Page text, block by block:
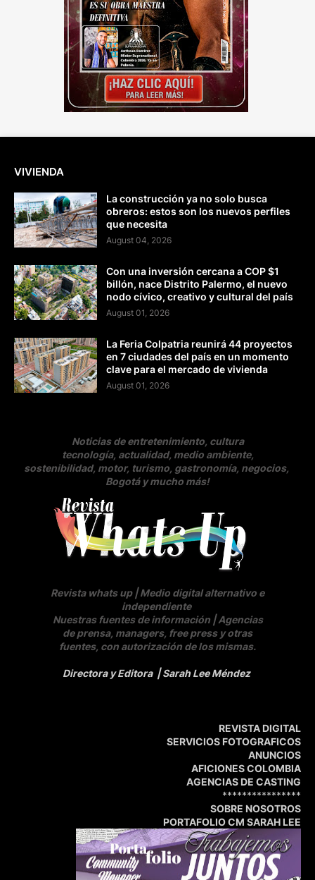
VIVIENDA
La construcción ya no solo busca
obreros: estos son los nuevos perfiles
que necesita
August 04, 2026
Con una inversión cercana a COP $1
billón, nace Distrito Palermo, el nuevo
nodo cívico, creativo y cultural del país
August 01, 2026
La Feria Colpatria reunirá 44 proyectos
en 7 ciudades del país en un momento
clave para el mercado de vivienda
August 01, 2026
Noticias de entretenimiento, cultura
tecnología, actualidad, medio ambiente,
sostenibilidad, motor, turismo, gastronomía, negocios,
Bogotá y mucho más!
Revista whats up | Medio digital alternativo e
independiente
Nuestras fuentes de información | Agencias
de prensa, managers, free press y otras
fuentes, con autorización de los mismas.
Directora y Editora| Sarah Lee Méndez
REVISTA DIGITAL
SERVICIOS FOTOGRAFICOS
ANUNCIOS
AFICIONES COLOMBIA
AGENCIAS DE CASTING
****************
SOBRE NOSOTROS
PORTAFOLIO CM SARAH LEE